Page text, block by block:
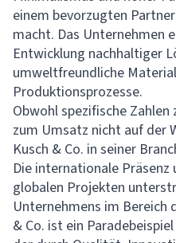
einem bevorzugten
macht. Das Unternehmen
Entwicklung nachhaltiger
umweltfreundliche
Produktionsprozesse.
Obwohl spezifische
zum Umsatz nicht auf der
Kusch & Co. in seiner
Die internationale Präsenz
globalen Projekten
Unternehmens im Bereich
& Co. ist ein